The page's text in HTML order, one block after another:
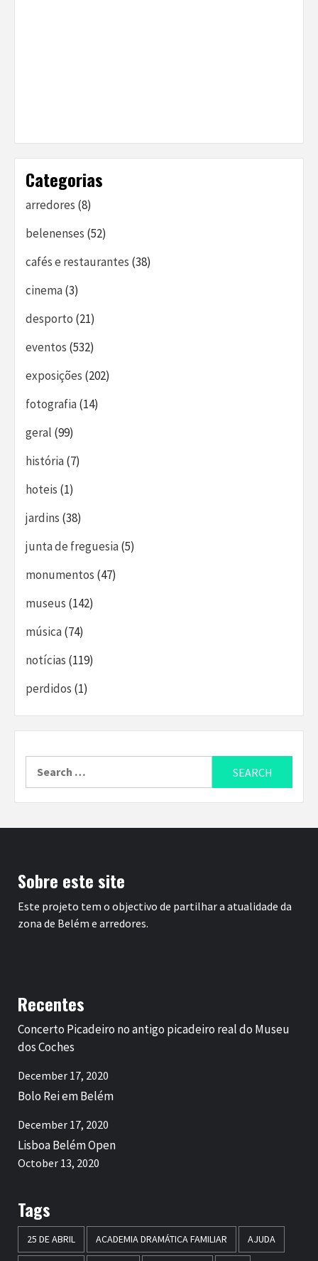
Categorias
arredores (8)
belenenses (52)
cafés e restaurantes (38)
cinema(3)
desporto (21)
eventos (532)
exposições (202)
fotografia(14)
geral (99)
história(7)
hoteis (1)
jardins (38)
junta de freguesia(5)
monumentos (47)
museus (142)
música(74)
notícias (119)
perdidos (1)
Sobre este site
Este projeto tem o objectivo de partilhar a atualidade da
zona de Belém e arredores.
Recentes
Concerto Picadeiro no antigo picadeiro real do Museu
dos Coches
December 17, 2020
Bolo Rei em Belém
December 17, 2020
Lisboa Belém Open
October 13, 2020
Tags
25 DE ABRIL ACADEMIA DRAMÁTICA FAMILIAR AJUDA